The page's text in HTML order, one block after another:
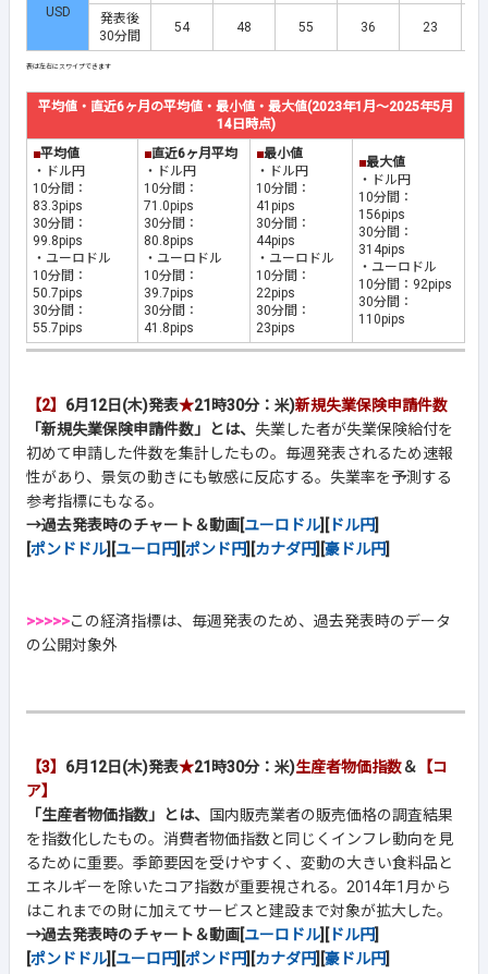
USD
発表後
30分間
54 48 55 36 23
平均値・直近6ヶ月の平均値・最小値・最大値(2023年1月～2025年5月
14日時点)
■平均値
・ドル円
10分間：
83.3pips
30分間：
99.8pips
・ユーロドル
10分間：
50.7pips
30分間：
55.7pips
■直近6ヶ月平均
・ドル円
10分間：
71.0pips
30分間：
80.8pips
・ユーロドル
10分間：
39.7pips
30分間：
41.8pips
■最小値
・ドル円
10分間：
41pips
30分間：
44pips
・ユーロドル
10分間：
22pips
30分間：
23pips
■最大値
・ドル円
10分間：
156pips
30分間：
314pips
・ユーロドル
10分間：92pips
30分間：
110pips
【2】 6月12日(木)発表★21時30分：米)新規失業保険申請件数
「新規失業保険申請件数」とは、 失業した者が失業保険給付を
初めて申請した件数を集計したもの。毎週発表されるため速報
性があり、景気の動きにも敏感に反応する。失業率を予測する
参考指標にもなる。
→過去発表時のチャート＆動画[ユーロドル][ ドル円]
[ポンドドル][ユーロ円][ポンド円][カナダ円][豪ドル円]
>>>>>この経済指標は、毎週発表のため、過去発表時のデータ
の公開対象外
【3】 6月12日(木)発表★21時30分：米)生産者物価指数＆ 【コ
ア】
「生産者物価指数」とは、
国内販売業者の販売価格の調査結果
を指数化したもの。消費者物価指数と同じくインフレ動向を見
るために重要。季節要因を受けやすく、変動の大きい食料品と
エネルギーを除いたコア指数が重要視される。2014年1月から
はこれまでの財に加えてサービスと建設まで対象が拡大した。
→過去発表時のチャート＆動画[ユーロドル][ ドル円]
[ポンドドル][ユーロ円][ポンド円][カナダ円][豪ドル円]